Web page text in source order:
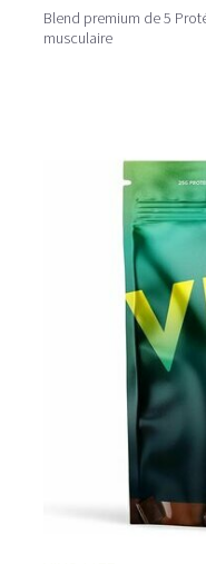
Une vraie caresse
pour ne jamais peser.
🍵 MATCHA LATTE
Blend premium de 5
musculaire